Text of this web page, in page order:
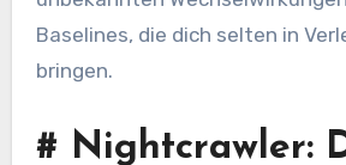
Baselines, die dich selten in
bringen.
# Nightcrawler: